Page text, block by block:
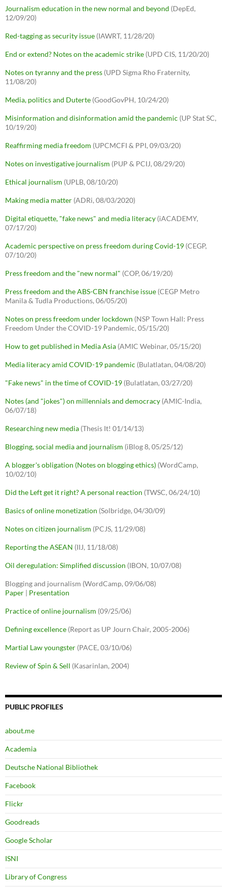
Journalism education in the new normal and beyond (DepEd,
12/09/20)
Red-tagging as security issue (IAWRT, 11/28/20)
End or extend? Notes on the academic strike (UPD CIS, 11/20/20)
Notes on tyranny and the press (UPD Sigma Rho Fraternity,
11/08/20)
Media, politics and Duterte (GoodGovPH, 10/24/20)
Misinformation and disinformation amid the pandemic (UP Stat SC,
10/19/20)
Reaffirming media freedom (UPCMCFI & PPI, 09/03/20)
Notes on investigative journalism (PUP & PCIJ, 08/29/20)
Ethical journalism (UPLB, 08/10/20)
Making media matter (ADRi, 08/03/2020)
Digital etiquette, "fake news" and media literacy (iACADEMY,
07/17/20)
Academic perspective on press freedom during Covid-19 (CEGP,
07/10/20)
Press freedom and the "new normal" (COP, 06/19/20)
Press freedom and the ABS-CBN franchise issue (CEGP Metro
Manila & Tudla Productions, 06/05/20)
Notes on press freedom under lockdown (NSP Town Hall: Press
Freedom Under the COVID-19 Pandemic, 05/15/20)
How to get published in Media Asia (AMIC Webinar, 05/15/20)
Media literacy amid COVID-19 pandemic (Bulatlatan, 04/08/20)
"Fake news" in the time of COVID-19 (Bulatlatan, 03/27/20)
Notes (and "jokes") on millennials and democracy (AMIC-India,
06/07/18)
Researching new media (Thesis It! 01/14/13)
Blogging, social media and journalism (iBlog 8, 05/25/12)
A blogger's obligation (Notes on blogging ethics) (WordCamp,
10/02/10)
Did the Left get it right? A personal reaction (TWSC, 06/24/10)
Basics of online monetization (Solbridge, 04/30/09)
Notes on citizen journalism (PCJS, 11/29/08)
Reporting the ASEAN (IIJ, 11/18/08)
Oil deregulation: Simplified discussion (IBON, 10/07/08)
Blogging and journalism (WordCamp, 09/06/08)
Paper | Presentation
Practice of online journalism (09/25/06)
Defining excellence (Report as UP Journ Chair, 2005-2006)
Martial Law youngster (PACE, 03/10/06)
Review of Spin & Sell (Kasarinlan, 2004)
PUBLIC PROFILES
about.me
Academia
Deutsche National Bibliothek
Facebook
Flickr
Goodreads
Google Scholar
ISNI
Library of Congress